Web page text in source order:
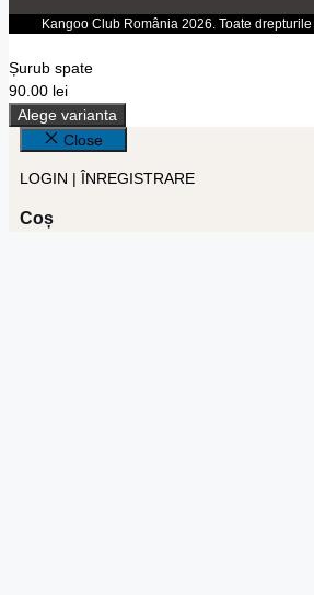
Kangoo Club România 2026. Toate
Șurub spate
90.00 lei
Alege varianta
Close
LOGIN | ÎNREGISTRARE
Coș